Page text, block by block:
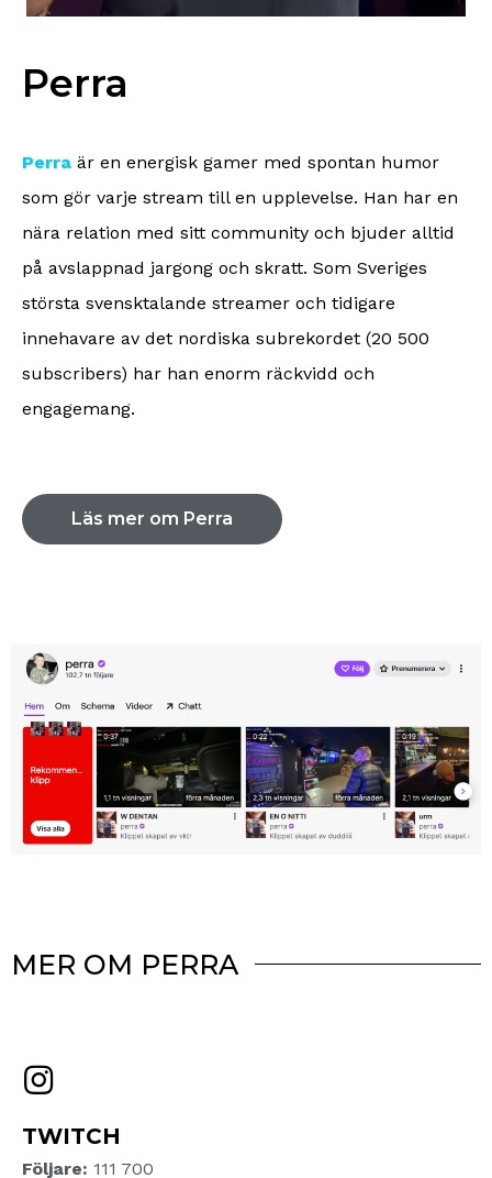
Perra
Perra är en energisk gamer med spontan humor
som gör varje stream till en upplevelse. Han har en
nära relation med sitt community och bjuder alltid
på avslappnad jargong och skratt. Som Sveriges
största svensktalande streamer och tidigare
innehavare av det nordiska subrekordet (20 500
subscribers) har han enorm räckvidd och
engagemang.
Läs mer om Perra
MER OM PERRA
TWITCH
Följare: 111 700